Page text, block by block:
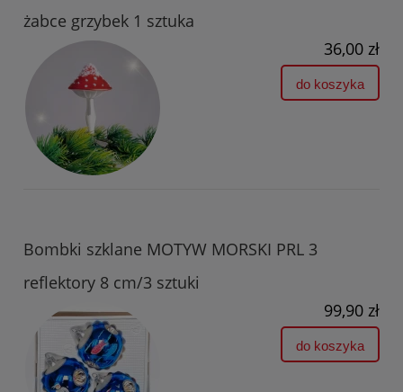
żabce grzybek 1 sztuka
36,00 zł
do koszyka
Bombki szklane MOTYW MORSKI PRL 3
reflektory 8 cm/3 sztuki
99,90 zł
do koszyka